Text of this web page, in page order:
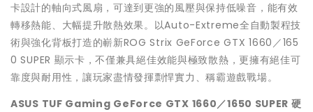
卡設計的軸向式風扇，可達到更強的風壓與保持低噪音，能有效
轉移熱能、大幅提升散熱效果。以Auto-Extreme全自動製程技
術與強化背板打造的嶄新ROG Strix GeForce GTX 1660／165
0 SUPER 顯示卡，不僅兼具絕佳效能與極致散熱，更擁有絕佳可
靠度與耐用性，讓玩家盡情發揮剽悍實力、稱霸遊戲戰場。
ASUS TUF Gaming GeForce GTX 1660／1650 SUPER 硬